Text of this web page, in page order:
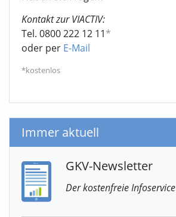
Kontakt zur VIACTIV:
Tel. 0800 222 12 11*
oder per E-Mail
*kostenlos
Immer aktuell
GKV-Newsletter
Der kostenfreie Infoservice